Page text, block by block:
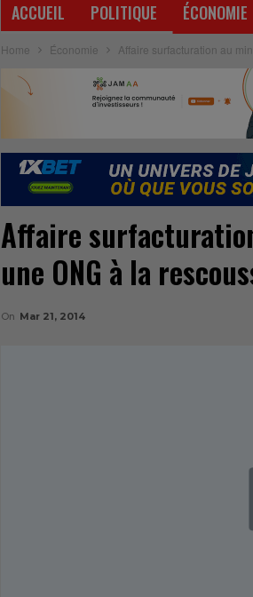
ACCUEIL POLITIQUE ÉCONOMIE
Home Économie Affaire surfacturation au
Affaire
une ONG à la
On Mar 21, 2014